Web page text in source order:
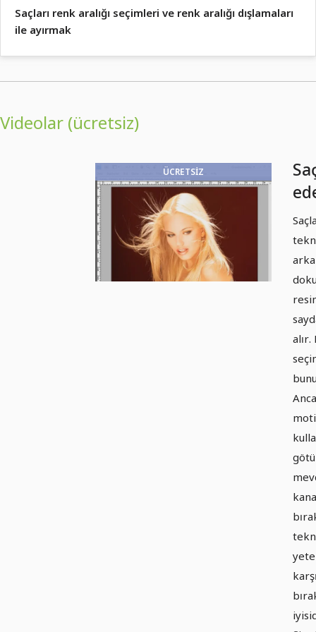
Saçları renk aralığı seçimleri ve renk aralığı dışlamaları
ile ayırmak
Videolar (ücretsiz)
ÜCRETSIZ
alır.